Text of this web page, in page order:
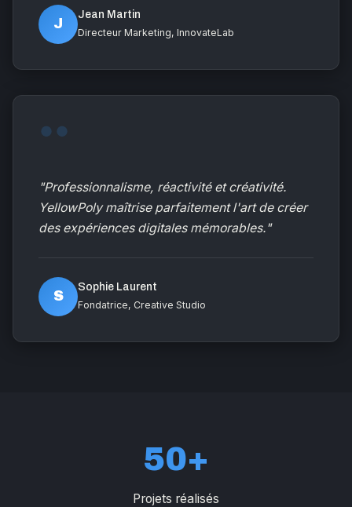
J
Jean Martin
Directeur Marketing, InnovateLab
"Professionnalisme, réactivité et créativité.
YellowPoly maîtrise parfaitement l'art de créer
des expériences digitales mémorables."
S
Sophie Laurent
Fondatrice, Creative Studio
50+
Projets réalisés